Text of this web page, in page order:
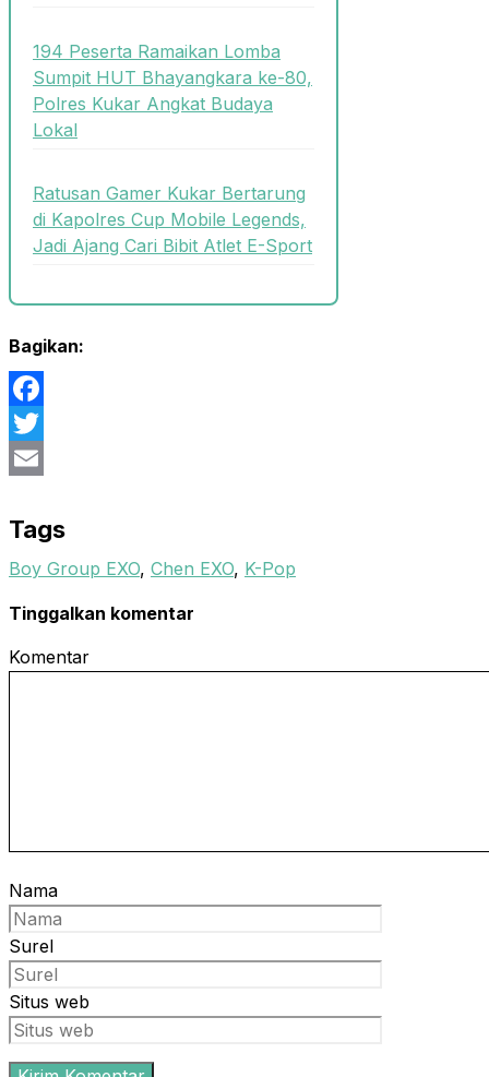
194 Peserta Ramaikan Lomba
Sumpit HUT Bhayangkara ke-80,
Polres Kukar Angkat Budaya
Lokal
Ratusan Gamer Kukar Bertarung
di Kapolres Cup Mobile Legends,
Jadi Ajang Cari Bibit Atlet E-Sport
Bagikan:
Facebook
Twitter
Tags
Boy Group EXO, Chen EXO, K-Pop
Tinggalkan komentar
Komentar
Nama
Surel
Situs web